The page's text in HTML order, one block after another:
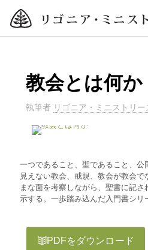
教会とは何か
執筆者 リゴニア・ミニストリー
一つであること、聖であること、公
見えない教会、戒規、教会が教会
まな面を考察しながら、聖書に記さ
示する。一歩踏み込んだ入門書シリ
PDFをダウンロード